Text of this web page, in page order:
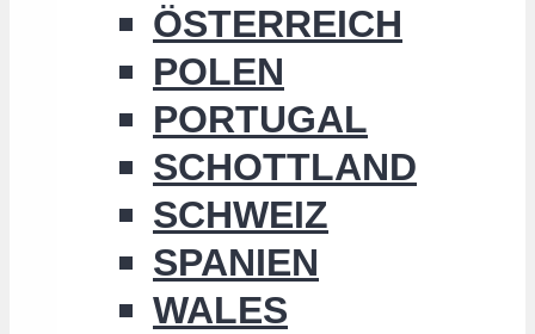
ÖSTERREICH
POLEN
PORTUGAL
SCHOTTLAND
SCHWEIZ
SPANIEN
WALES